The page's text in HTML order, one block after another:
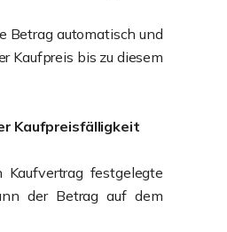
Betrag automatisch und
Kaufpreis bis zu diesem
Kaufpreisfälligkeit
festgelegte
der Betrag auf dem